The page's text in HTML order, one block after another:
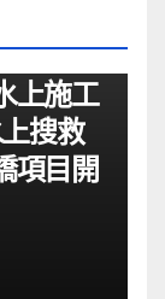
上施工
搜救
項目開